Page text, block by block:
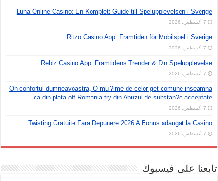
Luna Online Casino: En Komplett Guide till Spelupplevelsen i Sverige
7 أغسطس، 2026
Ritzo Casino App: Framtiden för Mobilspel i Sverige
7 أغسطس، 2026
Reblz Casino App: Framtidens Trender & Din Spelupplevelse
7 أغسطس، 2026
On confortul dumneavoastra, O mul?ime de celor get comune inseamna
ca din plata off Romania try din Abuzul de substan?e acceptate
7 أغسطس، 2026
Twisting Gratuite Fara Depunere 2026 A Bonus adaugat la Casino
7 أغسطس، 2026
تابعنا على فيسبوك